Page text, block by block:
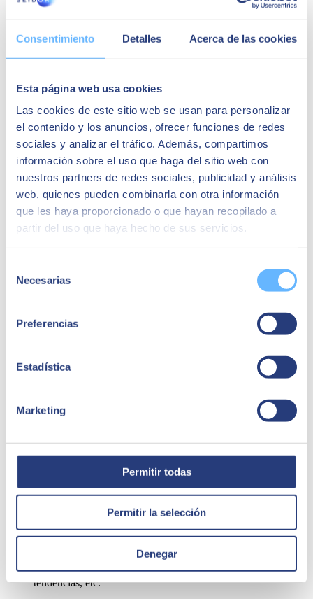
Consentimiento Detalles Acerca de las cookies
Esta página web usa cookies
Las cookies de este sitio web se usan para personalizar
el contenido y los anuncios, ofrecer funciones de redes
sociales y analizar el tráfico. Además, compartimos
información sobre el uso que haga del sitio web con
nuestros partners de redes sociales, publicidad y análisis
web, quienes pueden combinarla con otra información
que les haya proporcionado o que hayan recopilado a
partir del uso que haya hecho de sus servicios.
Necesarias
Preferencias
Estadística
Marketing
Permitir todas
Permitir la selección
Denegar
Paso 2: Selección del modelo de Machine
Learning
crucial en cualquier proyecto de esta índole. Esta elección depende
en gran medida del tipo de datos disponibles y del objetivo
específico del proyecto.
Cómo elegir el modelo adecuado
Entender el objetivo del proyecto:Determinar si el proyecto
busca predecir valores numéricos, clasificar datos en
categorías, detectar patrones, entre otros.
Analizar el tipo de datos:Considerar la naturaleza de los
datos (numéricos, categóricos, temporales, etc.) y su estructura
(datos de series temporales, imágenes, sonido, etc.).
en las predicciones, la importancia de la interpretabilidad del
Modelos de regresión:
Utilizados para predecir valores
numéricos continuos. Ejemplos incluyen la regresión lineal y
componentes, etc.
Diseñados para clasificar datos en
decisión, máquinas de soporte vectorial (SVM) y k-nearest
neighbors (KNN). Aplicaciones típicas: detección de fallos en
Redes neuronales y Deep Learning:Adecuados para tareas
complejas como el procesamiento de imágenes, sonido y
datos de series temporales. Incluyen modelos como redes
recurrentes (RNN). Usos frecuentes: análisis de imágenes de
cámaras de seguridad, reconocimiento de voz, predicciones
basadas en datos de sensores complejos.
Modelos basados en series temporales:Específicos para
Ejemplos son ARIMA y modelos LSTM (una forma de
RNN). Utilizados en pronóstico de demanda, seguimiento de
tendencias, etc.